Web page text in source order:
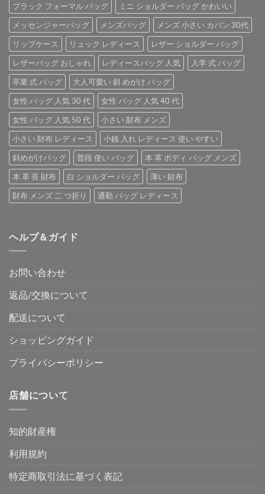
ブラック フォーマル バッグ
ミニ ショルダー バッグ かわいい
メッセンジャーバッグ
メンズバッグ
メンズ 小さい カバン 30代
リップケース
リュック レディース
レザー ショルダー バッグ
レザーバッグ おしゃれ
レディースバッグ 人気
入学 式 バッグ
卒業 式 バッグ
大人可愛い 斜 めがけ バッグ
女性 バッグ 人気 30 代
女性 バッグ 人気 40 代
女性 バッグ 人気 50 代
小さい 財布 メンズ
小さい 財布 レディース
小銭 入れ レディース 使い やすい
斜めがけバッグ
普段 使い バッグ
本 革 ボディ バッグ メンズ
本 革 長 財布
白 ショルダー バッグ
薄い 財布
財布 メンズ 二 つ折り
通勤 バッグ レディース
ヘルプ＆ガイド
お問い合わせ
返品/交換について
配送について
ショッピングガイド
プライバシーポリシー
店舗について
知的財産権
利用規約
特定商取引法に基づく表記